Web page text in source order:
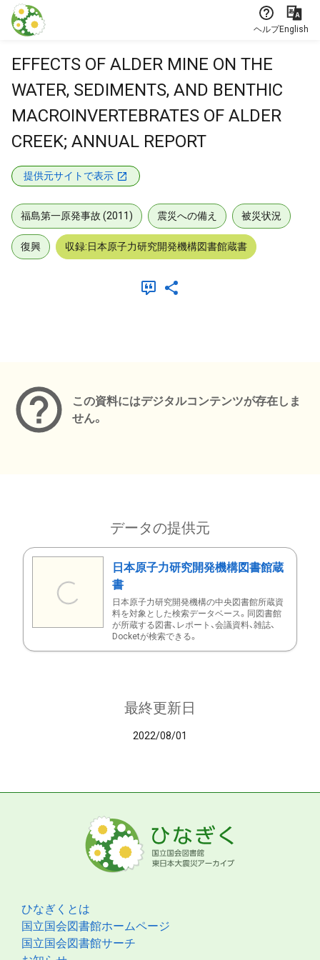
本文に飛ぶ
ヘルプEnglish
EFFECTS OF ALDER MINE ON THE
WATER, SEDIMENTS, AND BENTHIC
MACROINVERTEBRATES OF ALDER
CREEK; ANNUAL REPORT
提供元サイトで表示
福島第一原発事故 (2011) 震災への備え 被災状況
復興 収録:日本原子力研究開発機構図書館蔵書
この資料にはデジタルコンテンツが存在しま
せん。
データの提供元
日本原子力研究開発機構図書館蔵
書
日本原子力研究開発機構の中央図書館所蔵資
料を対象とした検索データベース。同図書館
が所蔵する図書、レポート、会議資料、雑誌、
Docketが検索できる。
最終更新日
2022/08/01
ひなぎくとは
国立国会図書館ホームページ
国立国会図書館サーチ